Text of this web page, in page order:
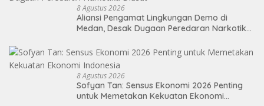
8 Agustus 2026
Aliansi Pengamat Lingkungan Demo di
Medan, Desak Dugaan Peredaran Narkotika
8 Agustus 2026
Sofyan Tan: Sensus Ekonomi 2026 Penting
untuk Memetakan Kekuatan Ekonomi